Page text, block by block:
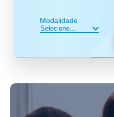
Modalidade